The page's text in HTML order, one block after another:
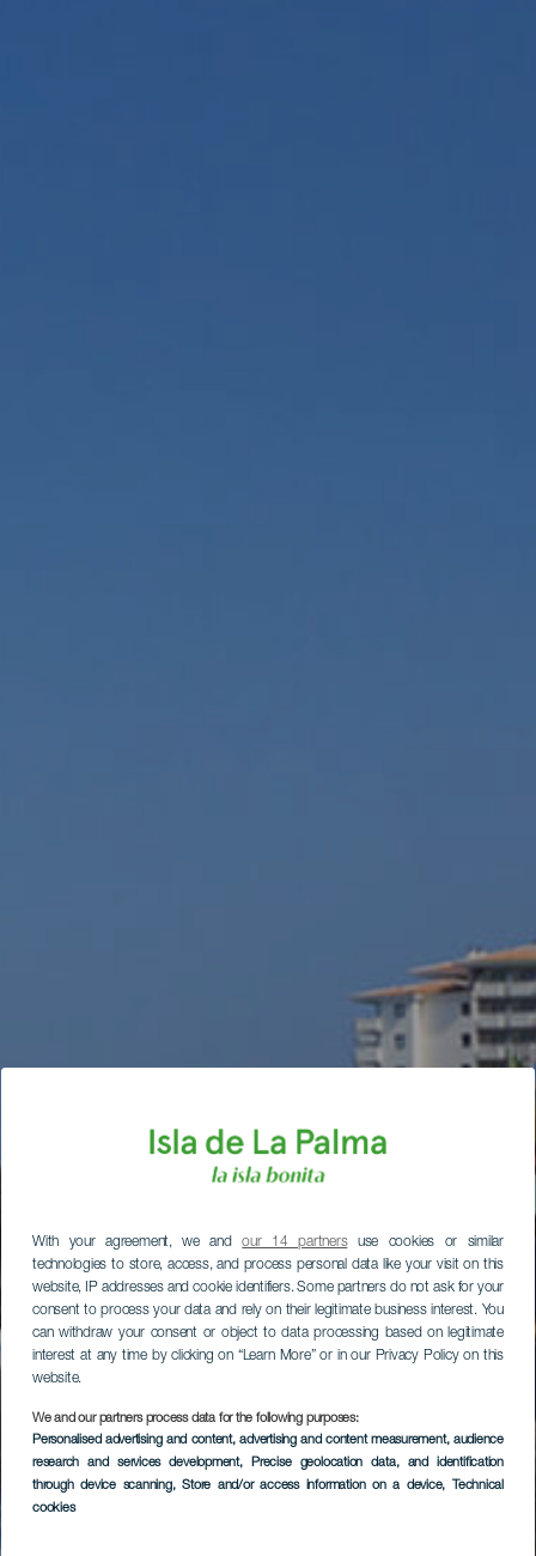
With your agreement, we andour 14 partnersuse cookies or similar
technologies to store, access, and process personal data like your visit on this
website, IP addresses and cookie identifiers. Some partners do not ask for your
consent to process your data and rely on their legitimate business interest. You
can withdraw your consent or object to data processing based on legitimate
interest at any time by clicking on “Learn More” or in our Privacy Policy on this
website.
We and our partners process data for the following purposes:
Personalised advertising and content, advertising and content measurement, audience
research and services development, Precise geolocation data, and identification
through device scanning, Store and/or access information on a device, Technical
cookies